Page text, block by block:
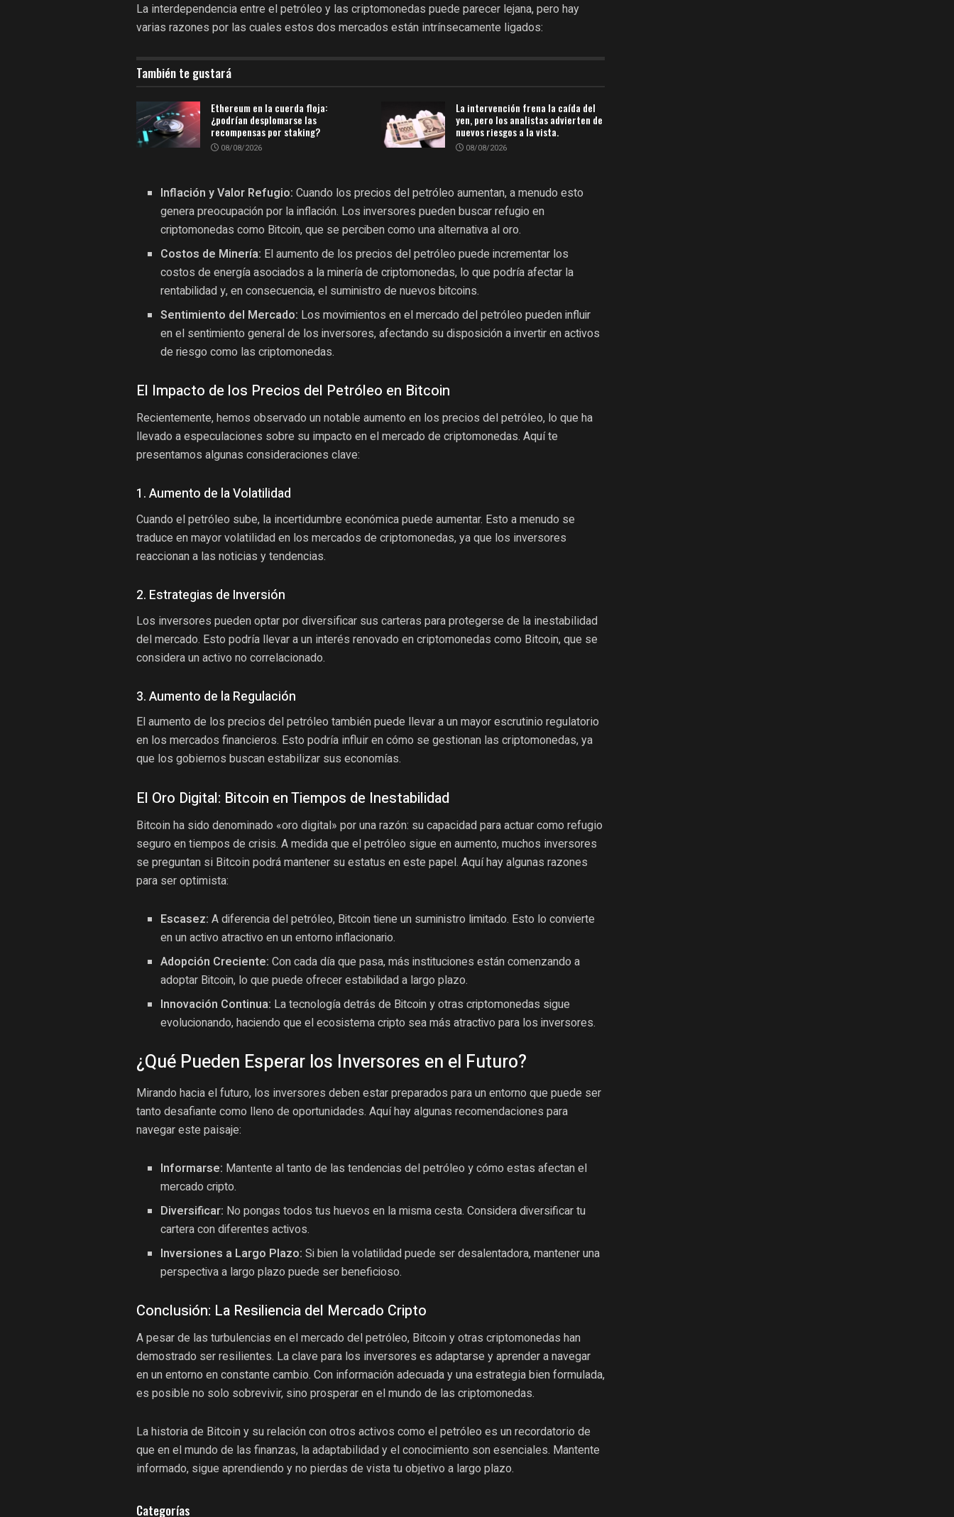
La interdependencia entre el petróleo y las criptomonedas puede parecer lejana, pero hay
varias razones por las cuales estos dos mercados están intrínsecamente ligados:
También te gustará
Ethereum en la cuerda floja:
¿podrían desplomarse las
recompensas por staking?
08/08/2026
La intervención frena la caída del
yen, pero los analistas advierten de
nuevos riesgos a la vista.
08/08/2026
Inflación y Valor Refugio: Cuando los precios del petróleo aumentan, a menudo esto
genera preocupación por la inflación. Los inversores pueden buscar refugio en
criptomonedas como Bitcoin, que se perciben como una alternativa al oro.
Costos de Minería: El aumento de los precios del petróleo puede incrementar los
costos de energía asociados a la minería de criptomonedas, lo que podría afectar la
rentabilidad y, en consecuencia, el suministro de nuevos bitcoins.
Sentimiento del Mercado: Los movimientos en el mercado del petróleo pueden influir
en el sentimiento general de los inversores, afectando su disposición a invertir en activos
de riesgo como las criptomonedas.
El Impacto de los Precios del Petróleo en Bitcoin
Recientemente, hemos observado un notable aumento en los precios del petróleo, lo que ha
llevado a especulaciones sobre su impacto en el mercado de criptomonedas. Aquí te
presentamos algunas consideraciones clave:
1. Aumento de la Volatilidad
Cuando el petróleo sube, la incertidumbre económica puede aumentar. Esto a menudo se
traduce en mayor volatilidad en los mercados de criptomonedas, ya que los inversores
reaccionan a las noticias y tendencias.
2. Estrategias de Inversión
Los inversores pueden optar por diversificar sus carteras para protegerse de la inestabilidad
del mercado. Esto podría llevar a un interés renovado en criptomonedas como Bitcoin, que se
considera un activo no correlacionado.
3. Aumento de la Regulación
El aumento de los precios del petróleo también puede llevar a un mayor escrutinio regulatorio
en los mercados financieros. Esto podría influir en cómo se gestionan las criptomonedas, ya
que los gobiernos buscan estabilizar sus economías.
El Oro Digital: Bitcoin en Tiempos de Inestabilidad
Bitcoin ha sido denominado «oro digital» por una razón: su capacidad para actuar como refugio
seguro en tiempos de crisis. A medida que el petróleo sigue en aumento, muchos inversores
se preguntan si Bitcoin podrá mantener su estatus en este papel. Aquí hay algunas razones
para ser optimista:
Escasez: A diferencia del petróleo, Bitcoin tiene un suministro limitado. Esto lo convierte
en un activo atractivo en un entorno inflacionario.
Adopción Creciente: Con cada día que pasa, más instituciones están comenzando a
adoptar Bitcoin, lo que puede ofrecer estabilidad a largo plazo.
Innovación Continua: La tecnología detrás de Bitcoin y otras criptomonedas sigue
evolucionando, haciendo que el ecosistema cripto sea más atractivo para los inversores.
¿Qué Pueden Esperar los Inversores en el Futuro?
Mirando hacia el futuro, los inversores deben estar preparados para un entorno que puede ser
tanto desafiante como lleno de oportunidades. Aquí hay algunas recomendaciones para
navegar este paisaje:
Informarse: Mantente al tanto de las tendencias del petróleo y cómo estas afectan el
mercado cripto.
Diversificar: No pongas todos tus huevos en la misma cesta. Considera diversificar tu
cartera con diferentes activos.
Inversiones a Largo Plazo: Si bien la volatilidad puede ser desalentadora, mantener una
perspectiva a largo plazo puede ser beneficioso.
Conclusión: La Resiliencia del Mercado Cripto
A pesar de las turbulencias en el mercado del petróleo, Bitcoin y otras criptomonedas han
demostrado ser resilientes. La clave para los inversores es adaptarse y aprender a navegar
en un entorno en constante cambio. Con información adecuada y una estrategia bien formulada,
es posible no solo sobrevivir, sino prosperar en el mundo de las criptomonedas.
La historia de Bitcoin y su relación con otros activos como el petróleo es un recordatorio de
que en el mundo de las finanzas, la adaptabilidad y el conocimiento son esenciales. Mantente
informado, sigue aprendiendo y no pierdas de vista tu objetivo a largo plazo.
Categorías